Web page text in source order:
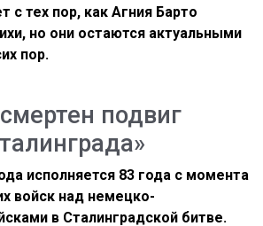
с тех пор, как Агния Барто
но они остаются актуальными
пор.
подвиг
исполняется 83 года с момента
войск над немецко-
в Сталинградской битве.